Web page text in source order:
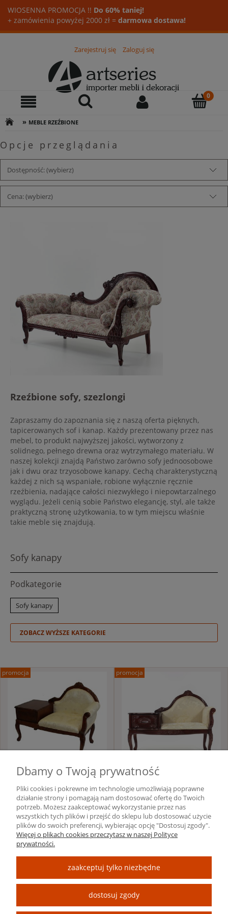
WIOSENNA PROMOCJA !! Do 60% taniej!
+ zamówienia powyżej 2000 zł = darmowa dostawa!
Zarejestruj się Zaloguj się
» MEBLE RZEŹBIONE
Opcje przeglądania
Dostępność: (wybierz)
Cena: (wybierz)
Rzeźbione sofy, szezlongi
Zapraszamy do zapoznania się z naszą oferta pięknych,
tapicerowanych sof i kanap. Każdy prezentowany przez nas
mebel, to produkt najwyższej jakości, wytworzony z
solidnego, pełnego drewna oraz wytrzymałego materiału. W
naszej kolekcji znajdą Państwo zarówno sofy jednoosobowe
jak i dwu oraz trzyosobowe kanapy. Cechą charakterystyczną
każdej z nich są wspaniałe, robione wyłącznie ręcznie
rzeźbienia, nadające całości niezwykłego i niepowtarzalnego
wyglądu. Jeżeli cenią sobie Państwo elegancję, styl, ale także
praktyczną stronę użytkowania, to w tym miejscu właśnie
takie meble się znajdują.
Sofy kanapy
Podkategorie
Sofy kanapy
NA MAGAZYNIE
Fotel stylizowany ze stolikiem,
szezlong - unikalny wzór - 74494
119001
1 105,00 zł
2 210,00 zł
promocja
NA MAGAZYNIE
Drewniany fotel stylowy ze
stolikiem i szufladą, szezlong
antyczny 119001 74494
1 099,50 zł
2 199,00 zł
promocja
ARTSERIES.PL
INFORMACYJNE
Dbamy o Twoją prywatność
Pliki cookies i pokrewne im technologie umożliwiają poprawne
działanie strony i pomagają nam dostosować ofertę do Twoich
potrzeb. Możesz zaakceptować wykorzystanie przez nas
wszystkich tych plików i przejść do sklepu lub dostosować użycie
plików do swoich preferencji, wybierając opcję "Dostosuj zgody".
Więcej o plikach cookies przeczytasz w naszej Polityce
prywatności.
zaakceptuj tylko niezbędne
dostosuj zgody